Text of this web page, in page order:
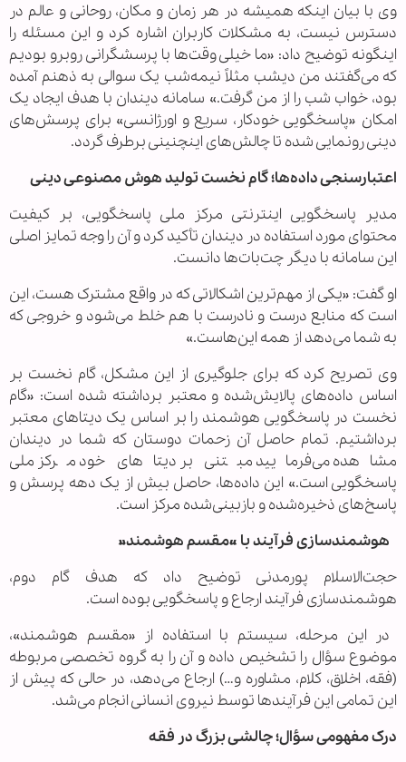
وی با بیان اینکه همیشه در هر زمان و مکان، روحانی و عالم در
دسترس نیست، به مشکلات کاربران اشاره کرد و این مسئله را
اینگونه توضیح داد: «ما خیلی وقت‌ها با پرسشگرانی روبرو بودیم
که می‌گفتند من دیشب مثلاً نیمه‌شب یک سوالی به ذهنم آمده
بود، خواب شب را از من گرفت.» سامانه دیندان با هدف ایجاد یک
امکان «پاسخگویی خودکار، سریع و اورژانسی» برای پرسش‌های
دینی رونمایی شده تا چالش‌های اینچنینی برطرف گردد.
اعتبارسنجی داده‌ها؛ گام نخست تولید هوش مصنوعی دینی
مدیر پاسخگویی اینترنتی مرکز ملی پاسخگویی، بر کیفیت
محتوای مورد استفاده در دیندان تأکید کرد و آن را وجه تمایز اصلی
این سامانه با دیگر چت‌بات‌ها دانست.
او گفت: «یکی از مهم‌ترین اشکالاتی که در واقع مشترک هست، این
است که منابع درست و نادرست با هم خلط می‌شود و خروجی که
به شما می‌دهد از همه این‌هاست.»
وی تصریح کرد که برای جلوگیری از این مشکل، گام نخست بر
اساس داده‌های پالایش‌شده و معتبر برداشته شده است: «گام
نخست در پاسخگویی هوشمند را بر اساس یک دیتاهای معتبر
برداشتیم. تمام حاصل آن زحمات دوستان که شما در دیندان
مشاهده می‌فرمایید مبتنی بر دیتاهای خود مرکز ملی
پاسخگویی است.» این داده‌ها، حاصل بیش از یک دهه پرسش و
پاسخ‌های ذخیره‌شده و بازبینی‌شده مرکز است.
هوشمندسازی فرآیند با «مقسم هوشمند»
حجت‌الاسلام پورمدنی توضیح داد که هدف گام دوم،
هوشمندسازی فرآیند ارجاع و پاسخگویی بوده است.
در این مرحله، سیستم با استفاده از «مقسم هوشمند»،
موضوع سؤال را تشخیص داده و آن را به گروه تخصصی مربوطه
(فقه، اخلاق، کلام، مشاوره و…) ارجاع می‌دهد، در حالی که پیش از
این تمامی این فرآیندها توسط نیروی انسانی انجام می‌شد.
درک مفهومی سؤال؛ چالشی بزرگ در فقه